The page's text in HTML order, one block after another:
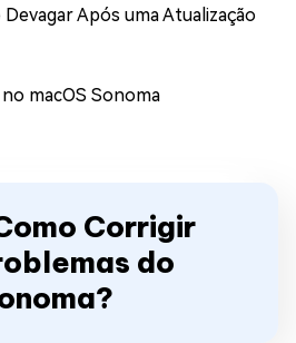
Após uma Atualização
macOS Sonoma
Corrigir
do